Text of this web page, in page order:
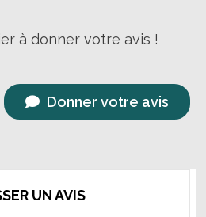
à donner votre avis !
Donner votre avis
UN AVIS